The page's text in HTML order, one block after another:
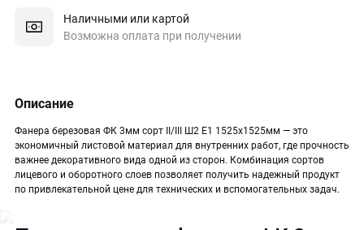
Наличными или картой
Возможна оплата при получении
Описание
Фанера березовая ФК 3мм сорт II/III Ш2 Е1 1525х1525мм — это
экономичный листовой материал для внутренних работ, где прочность
важнее декоративного вида одной из сторон. Комбинация сортов
лицевого и оборотного слоев позволяет получить надежный продукт
по привлекательной цене для технических и вспомогательных задач.